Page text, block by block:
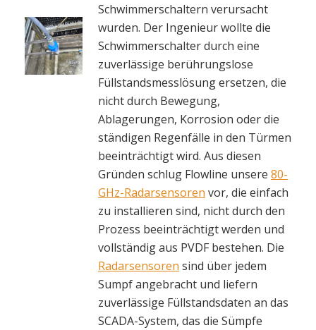
Schwimmerschaltern verursacht
wurden. Der Ingenieur wollte die
Schwimmerschalter durch eine
zuverlässige berührungslose
Füllstandsmesslösung ersetzen, die
nicht durch Bewegung,
Ablagerungen, Korrosion oder die
ständigen Regenfälle in den Türmen
beeinträchtigt wird. Aus diesen
Gründen schlug Flowline unsere 80-
GHz-Radarsensoren vor, die einfach
zu installieren sind, nicht durch den
Prozess beeinträchtigt werden und
vollständig aus PVDF bestehen. Die
Radarsensoren sind über jedem
Sumpf angebracht und liefern
zuverlässige Füllstandsdaten an das
SCADA-System, das die Sümpfe